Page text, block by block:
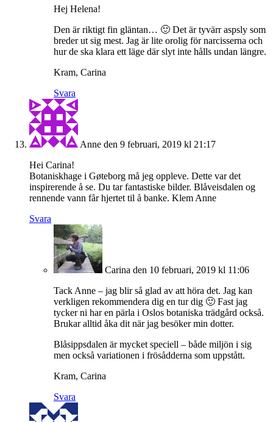
Hej Helena!
Den är riktigt fin gläntan… 🙂 Det är tyvärr aspsly som
breder ut sig mest. Jag är lite orolig för narcisserna och
hur de ska klara ett läge där slyt inte hålls undan längre.
Kram, Carina
Svara
Anne den 9 februari, 2019 kl 21:17
Hei Carina!
Botaniskhage i Gøteborg må jeg oppleve. Dette var det
inspirerende å se. Du tar fantastiske bilder. Blåveisdalen og
rennende vann får hjertet til å banke. Klem Anne
Svara
Carina den 10 februari, 2019 kl 11:06
Tack Anne – jag blir så glad av att höra det. Jag kan
verkligen rekommendera dig en tur dig 🙂 Fast jag
tycker ni har en pärla i Oslos botaniska trädgård också.
Brukar alltid åka dit när jag besöker min dotter.
Blåsippsdalen är mycket speciell – både miljön i sig
men också variationen i frösådderna som uppstått.
Kram, Carina
Svara